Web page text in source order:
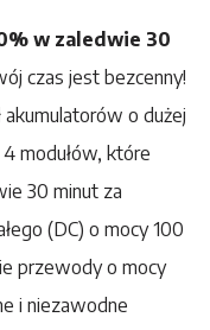
w zaledwie 30
czas jest bezcenny!
o dużej
modułów, które
30 minut za
(DC) o mocy 100
przewody o mocy
i niezawodne